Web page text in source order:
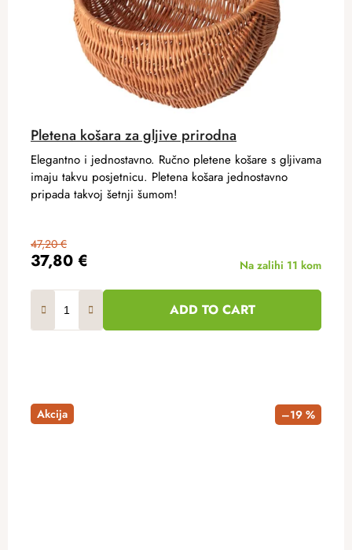
Pletena košara za gljive prirodna
37,80 €
47,20 €
Na zalihi 11 kom
ADD TO CART
Elegantno i jednostavno. Ručno pletene košare s gljivama
imaju takvu posjetnicu. Pletena košara jednostavno
pripada takvoj šetnji šumom!
Akcija –19 %